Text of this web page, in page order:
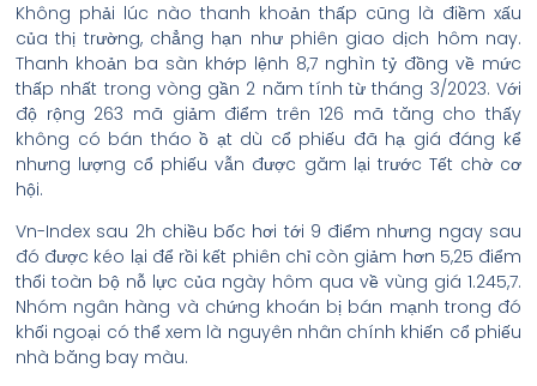
Không phải lúc nào thanh khoản thấp cũng là điềm xấu
của thị trường, chẳng hạn như phiên giao dịch hôm nay.
Thanh khoản ba sàn khớp lệnh 8,7 nghìn tỷ đồng về mức
thấp nhất trong vòng gần 2 năm tính từ tháng 3/2023. Với
độ rộng 263 mã giảm điểm trên 126 mã tăng cho thấy
không có bán tháo ồ ạt dù cổ phiếu đã hạ giá đáng kể
nhưng lượng cổ phiếu vẫn được găm lại trước Tết chờ cơ
hội.
Vn-Index sau 2h chiều bốc hơi tới 9 điểm nhưng ngay sau
đó được kéo lại để rồi kết phiên chỉ còn giảm hơn 5,25 điểm
thổi toàn bộ nỗ lực của ngày hôm qua về vùng giá 1.245,7.
Nhóm ngân hàng và chứng khoán bị bán mạnh trong đó
khối ngoại có thể xem là nguyên nhân chính khiến cổ phiếu
nhà băng bay màu.